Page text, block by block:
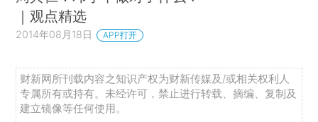
｜观点精选
2014年08月18日 APP打开
财新网所刊载内容之知识产权为财新传媒及/或相关权利人
专属所有或持有。未经许可，禁止进行转载、摘编、复制及
建立镜像等任何使用。